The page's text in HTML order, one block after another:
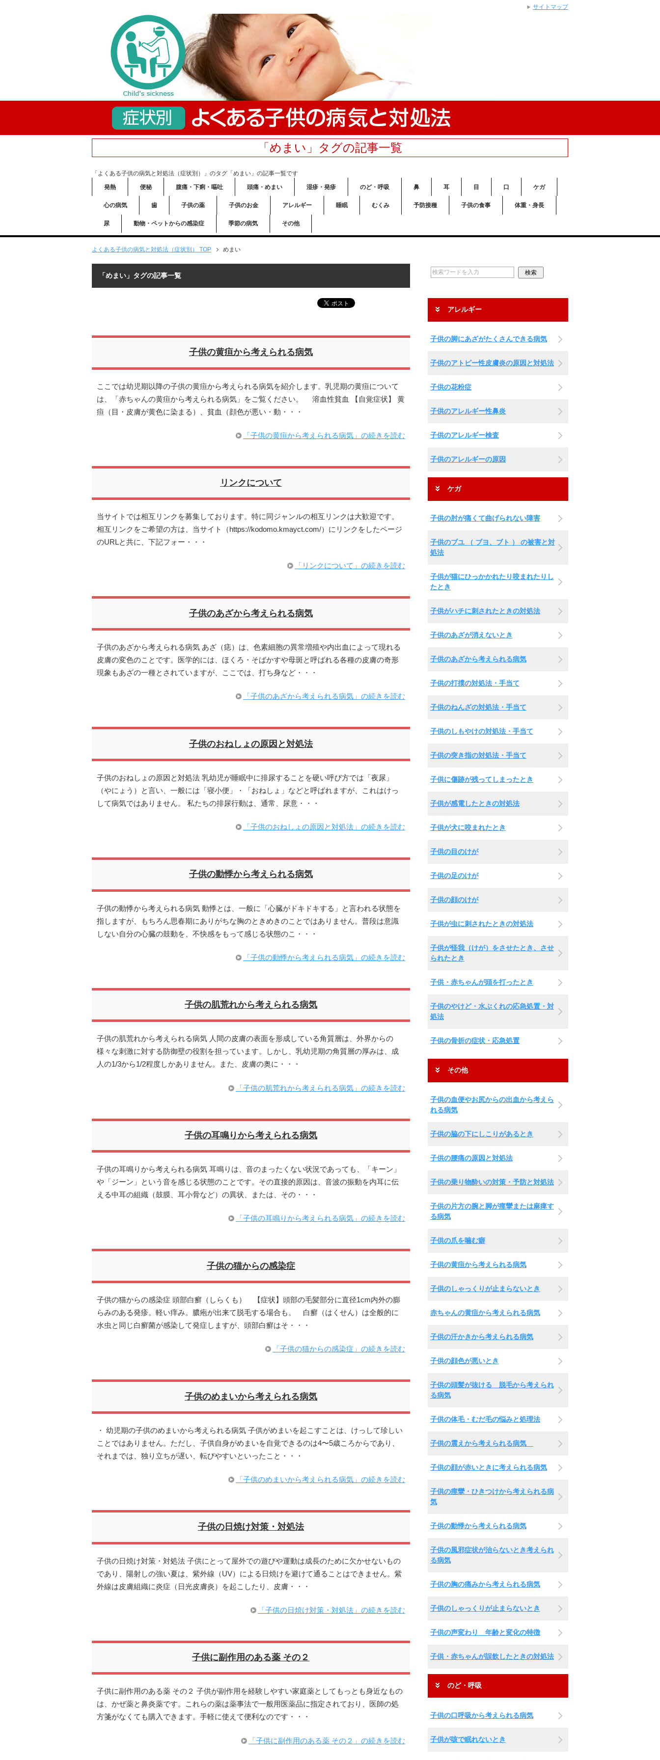
「めまい」タグの記事一覧
「よくある子供の病気と対処法（症状別）」のタグ「めまい」の記事一覧です
発熱
便秘 腹痛・下痢・嘔吐 頭痛・めまい 湿疹・発疹 のど・呼吸 鼻 耳 目 口 ケガ
心の病気 歯 子供の薬 子供のお金 アレルギー 睡眠 むくみ 予防接種 子供の食事 体重・身長
尿 動物・ペットからの感染症 季節の病気 その他
よくある子供の病気と対処法（症状別） TOP めまい
「めまい」タグの記事一覧
子供の黄疸から考えられる病気
ここでは幼児期以降の子供の黄疸から考えられる病気を紹介します。乳児期の黄疸について
は、「赤ちゃんの黄疸から考えられる病気」をご覧ください。 溶血性貧血 【自覚症状】 黄
疸（目・皮膚が黄色に染まる）、貧血（顔色が悪い・動・・・
「子供の黄疸から考えられる病気」の続きを読む
リンクについて
当サイトでは相互リンクを募集しております。特に同ジャンルの相互リンクは大歓迎です。
相互リンクをご希望の方は、当サイト（https://kodomo.kmayct.com/）にリンクをしたページ
のURLと共に、下記フォー・・・
「リンクについて」の続きを読む
子供のあざから考えられる病気
子供のあざから考えられる病気 あざ（痣）は、色素細胞の異常増殖や内出血によって現れる
皮膚の変色のことです。医学的には、ほくろ・そばかすや母斑と呼ばれる各種の皮膚の奇形
現象もあざの一種とされていますが、ここでは、打ち身など・・・
「子供のあざから考えられる病気」の続きを読む
子供のおねしょの原因と対処法
子供のおねしょの原因と対処法 乳幼児が睡眠中に排尿することを硬い呼び方では「夜尿」
（やにょう）と言い、一般には「寝小便」・「おねしょ」などと呼ばれますが、これはけっ
して病気ではありません。 私たちの排尿行動は、通常、尿意・・・
「子供のおねしょの原因と対処法」の続きを読む
子供の動悸から考えられる病気
子供の動悸から考えられる病気 動悸とは、一般に「心臓がドキドキする」と言われる状態を
指しますが、もちろん思春期にありがちな胸のときめきのことではありません。普段は意識
しない自分の心臓の鼓動を、不快感をもって感じる状態のこ・・・
「子供の動悸から考えられる病気」の続きを読む
子供の肌荒れから考えられる病気
子供の肌荒れから考えられる病気 人間の皮膚の表面を形成している角質層は、外界からの
様々な刺激に対する防御壁の役割を担っています。しかし、乳幼児期の角質層の厚みは、成
人の1/3から1/2程度しかありません。また、皮膚の奥に・・・
「子供の肌荒れから考えられる病気」の続きを読む
子供の耳鳴りから考えられる病気
子供の耳鳴りから考えられる病気 耳鳴りは、音のまったくない状況であっても、「キーン」
や「ジーン」という音を感じる状態のことです。その直接的原因は、音波の振動を内耳に伝
える中耳の組織（鼓膜、耳小骨など）の異状、または、その・・・
「子供の耳鳴りから考えられる病気」の続きを読む
子供の猫からの感染症
子供の猫からの感染症 頭部白癬（しらくも） 【症状】頭部の毛髪部分に直径1cm内外の膨
らみのある発疹。軽い痒み。膿疱が出来て脱毛する場合も。 白癬（はくせん）は全般的に
水虫と同じ白癬菌が感染して発症しますが、頭部白癬はそ・・・
「子供の猫からの感染症」の続きを読む
子供のめまいから考えられる病気
・ 幼児期の子供のめまいから考えられる病気 子供がめまいを起こすことは、けっして珍しい
ことではありません。ただし、子供自身がめまいを自覚できるのは4〜5歳ころからであり、
それまでは、独り立ちが遅い、転びやすいといったこと・・・
「子供のめまいから考えられる病気」の続きを読む
子供の日焼け対策・対処法
子供の日焼け対策・対処法 子供にとって屋外での遊びや運動は成長のために欠かせないもの
であり、陽射しの強い夏は、紫外線（UV）による日焼けを避けて通ることはできません。紫
外線は皮膚組織に炎症（日光皮膚炎）を起こしたり、皮膚・・・
「子供の日焼け対策・対処法」の続きを読む
子供に副作用のある薬 その２
子供に副作用のある薬 その２ 子供が副作用を経験しやすい家庭薬としてもっとも身近なもの
は、かぜ薬と鼻炎薬です。これらの薬は薬事法で一般用医薬品に指定されており、医師の処
方箋がなくても購入できます。手軽に使えて便利なのです・・・
「子供に副作用のある薬 その２」の続きを読む
アレルギー
子供の脚にあざがたくさんできる病気
子供のアトピー性皮膚炎の原因と対処法
子供の花粉症
子供のアレルギー性鼻炎
子供のアレルギー検査
子供のアレルギーの原因
ケガ
子供の肘が痛くて曲げられない障害
子供のブユ （ ブヨ、ブト ） の被害と対
処法
子供が猫にひっかかれたり咬まれたりし
たとき
子供がハチに刺されたときの対処法
子供のあざが消えないとき
子供のあざから考えられる病気
子供の打撲の対処法・手当て
子供のねんざの対処法・手当て
子供のしもやけの対処法・手当て
子供の突き指の対処法・手当て
子供に傷跡が残ってしまったとき
子供が感電したときの対処法
子供が犬に咬まれたとき
子供の目のけが
子供の足のけが
子供の顔のけが
子供が虫に刺されたときの対処法
子供が怪我（けが）をさせたとき、させ
られたとき
子供・赤ちゃんが頭を打ったとき
子供のやけど・水ぶくれの応急処置・対
処法
子供の骨折の症状・応急処置
その他
子供の血便やお尻からの出血から考えら
れる病気
子供の脇の下にしこりがあるとき
子供の腰痛の原因と対処法
子供の乗り物酔いの対策・予防と対処法
子供の片方の腕と脚が痙攣または麻痺す
る病気
子供の爪を噛む癖
子供の黄疸から考えられる病気
子供のしゃっくりが止まらないとき
赤ちゃんの黄疸から考えられる病気
子供の汗かきから考えられる病気
子供の顔色が悪いとき
子供の頭髪が抜ける 脱毛から考えられ
る病気
子供の体毛・むだ毛の悩みと処理法
子供の震えから考えられる病気
子供の顔が赤いときに考えられる病気
子供の痙攣・ひきつけから考えられる病
気
子供の動悸から考えられる病気
子供の風邪症状が治らないとき考えられ
る病気
子供の胸の痛みから考えられる病気
子供のしゃっくりが止まらないとき
子供の声変わり 年齢と変化の特徴
子供・赤ちゃんが誤飲したときの対処法
のど・呼吸
子供の口呼吸から考えられる病気
子供が咳で眠れないとき
サイトマップ